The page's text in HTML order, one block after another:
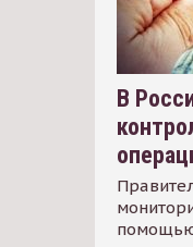
В
помощью